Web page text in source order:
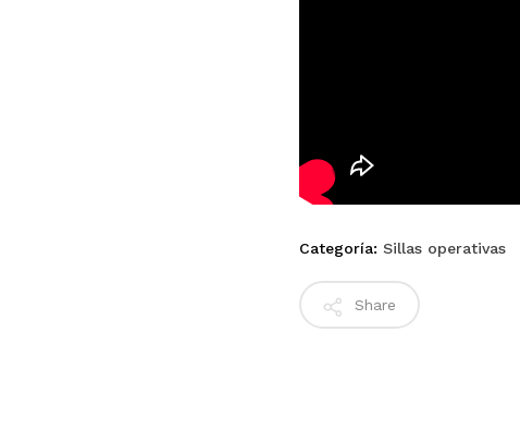
Categoría:Sillas operativas
Share